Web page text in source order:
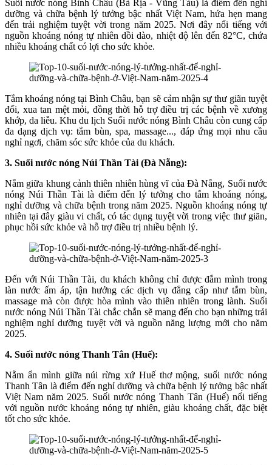
Suối nước nóng Bình Châu (Bà Rịa - Vũng Tàu) là điểm đến nghỉ
dưỡng và chữa bệnh lý tưởng bậc nhất Việt Nam, hứa hẹn mang
đến trải nghiệm tuyệt vời trong năm 2025. Nơi đây nổi tiếng với
nguồn khoáng nóng tự nhiên dồi dào, nhiệt độ lên đến 82°C, chứa
nhiều khoáng chất có lợi cho sức khỏe.
Tắm khoáng nóng tại Bình Châu, bạn sẽ cảm nhận sự thư giãn tuyệt
đối, xua tan mệt mỏi, đồng thời hỗ trợ điều trị các bệnh về xương
khớp, da liễu. Khu du lịch Suối nước nóng Bình Châu còn cung cấp
đa dạng dịch vụ: tắm bùn, spa, massage..., đáp ứng mọi nhu cầu
nghỉ ngơi, chăm sóc sức khỏe của du khách.
3. Suối nước nóng Núi Thần Tài (Đà Nẵng):
Nằm giữa khung cảnh thiên nhiên hùng vĩ của Đà Nẵng, Suối nước
nóng Núi Thần Tài là điểm đến lý tưởng cho tắm khoáng nóng,
nghỉ dưỡng và chữa bệnh trong năm 2025. Nguồn khoáng nóng tự
nhiên tại đây giàu vi chất, có tác dụng tuyệt vời trong việc thư giãn,
phục hồi sức khỏe và hỗ trợ điều trị nhiều bệnh lý.
Đến với Núi Thần Tài, du khách không chỉ được đắm mình trong
làn nước ấm áp, tận hưởng các dịch vụ đẳng cấp như tắm bùn,
massage mà còn được hòa mình vào thiên nhiên trong lành. Suối
nước nóng Núi Thần Tài chắc chắn sẽ mang đến cho bạn những trải
nghiệm nghỉ dưỡng tuyệt vời và nguồn năng lượng mới cho năm
2025.
4. Suối nước nóng Thanh Tân (Huế):
Nằm ẩn mình giữa núi rừng xứ Huế thơ mộng, suối nước nóng
Thanh Tân là điểm đến nghỉ dưỡng và chữa bệnh lý tưởng bậc nhất
Việt Nam năm 2025. Suối nước nóng Thanh Tân (Huế) nổi tiếng
với nguồn nước khoáng nóng tự nhiên, giàu khoáng chất, đặc biệt
tốt cho sức khỏe.